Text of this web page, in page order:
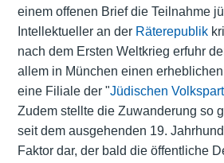
einem offenen Brief die Teilnahme
Intellektueller an der Räterepublik
nach dem Ersten Weltkrieg erfuhr
allem in München einen
eine Filiale der "Jüdischen
Zudem stellte die Zuwanderung so
seit dem ausgehenden 19.
Faktor dar, der bald die öffentliche